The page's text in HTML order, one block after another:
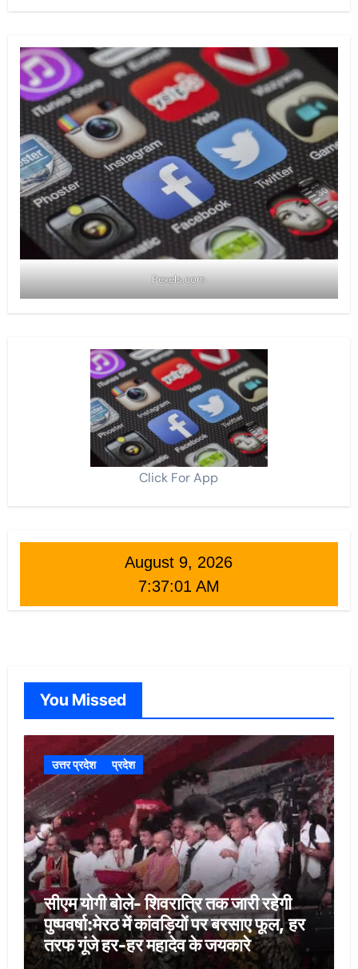
Pexels.com
Click For App
August 9, 2026
7:37:02 AM
You Missed
उत्तर प्रदेश प्रदेश
सीएम योगी बोले- शिवरात्रि तक जारी रहेगी
पुष्पवर्षा:मेरठ में कांवड़ियों पर बरसाए फूल, हर
तरफ गूंजे हर-हर महादेव के जयकारे